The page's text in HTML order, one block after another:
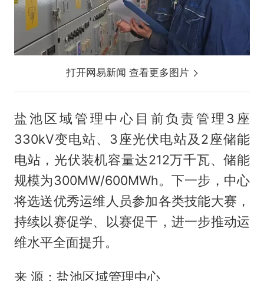
打开网易新闻 查看更多图片
盐池区域管理中心目前负责管理3座
330kV变电站、3座光伏电站及2座储能
电站，光伏装机容量达212万千瓦、储能
规模为300MW/600MWh。下一步，中心
将选送优秀运维人员参加各类技能大赛，
持续以赛促学、以赛促干，进一步推动运
维水平全面提升。
来 源：盐池区域管理中心